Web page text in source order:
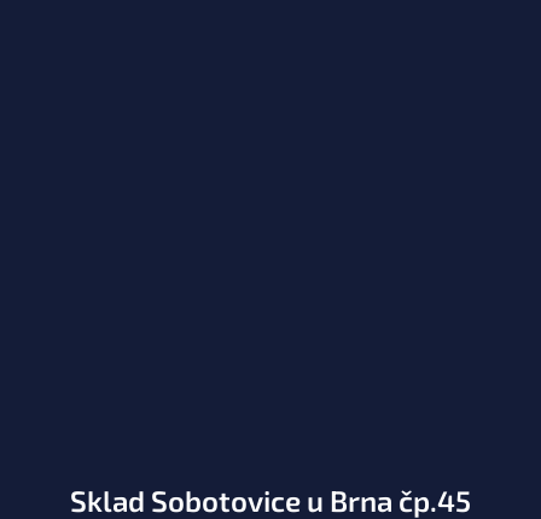
Sklad Sobotovice u Brna čp.45